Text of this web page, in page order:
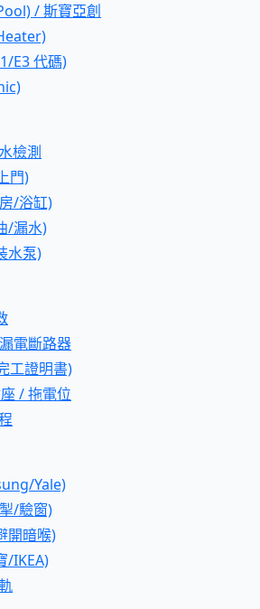
/ 斯寶亞創
E3 代碼)
檢測
門)
/浴缸)
/漏水)
水泵)
電斷路器
工證明書)
/ 拖電位
Yale)
/驗窗)
開暗喉)
/IKEA)